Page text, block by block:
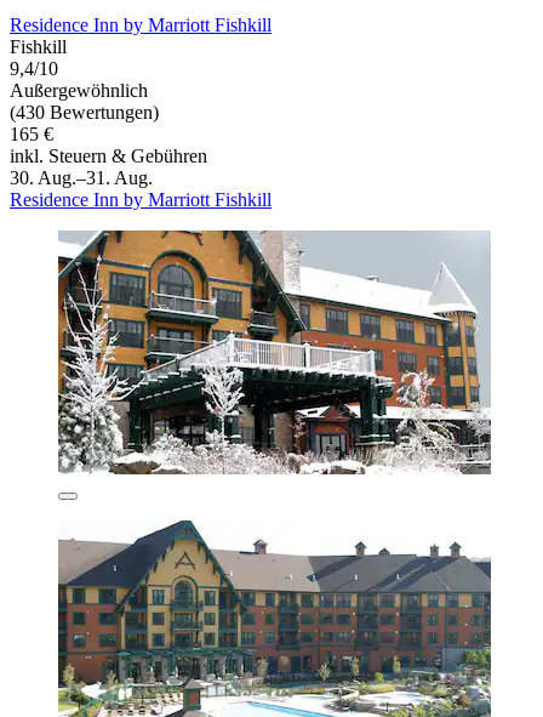
Residence Inn by Marriott Fishkill
Fishkill
9,4/10
Außergewöhnlich
(430 Bewertungen)
165 €
inkl. Steuern & Gebühren
30. Aug.–31. Aug.
Residence Inn by Marriott Fishkill